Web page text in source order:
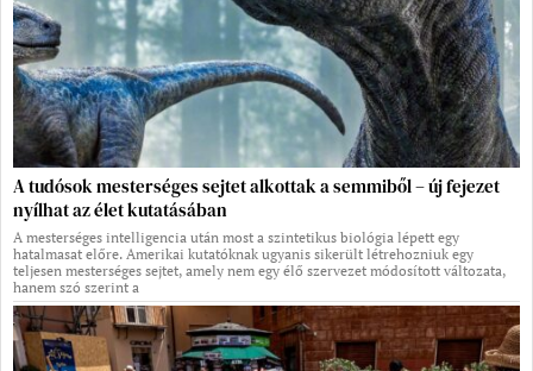
A tudósok mesterséges sejtet alkottak a semmiből – új fejezet
nyílhat az élet kutatásában
A mesterséges intelligencia után most a szintetikus biológia lépett egy
hatalmasat előre. Amerikai kutatóknak ugyanis sikerült létrehozniuk egy
teljesen mesterséges sejtet, amely nem egy élő szervezet módosított változata,
hanem szó szerint a